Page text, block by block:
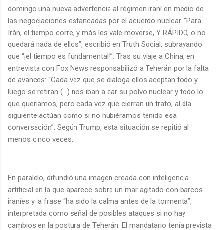
domingo una nueva advertencia al régimen iraní en medio de
las negociaciones estancadas por el acuerdo nuclear. “Para
Irán, el tiempo corre, y más les vale moverse, Y RÁPIDO, o no
quedará nada de ellos”, escribió en Truth Social, subrayando
que “¡el tiempo es fundamental!”. Tras su viaje a China, en
entrevista con Fox News responsabilizó a Teherán por la falta
de avances: “Cada vez que se dialoga ellos aceptan todo y
luego se retiran (…) nos iban a dar su polvo nuclear y todo lo
que queríamos, pero cada vez que cierran un trato, al día
siguiente actúan como si no hubiéramos tenido esa
conversación”. Según Trump, esta situación se repitió al
menos cinco veces.
En paralelo, difundió una imagen creada con inteligencia
artificial en la que aparece sobre un mar agitado con barcos
iraníes y la frase “ha sido la calma antes de la tormenta”,
interpretada como señal de posibles ataques si no hay
cambios en la postura de Teherán. El mandatario tenía prevista